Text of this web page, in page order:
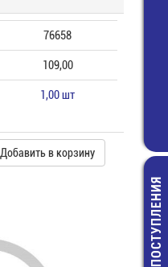
76658
109,00
1,00 шт
Добавить в корзину